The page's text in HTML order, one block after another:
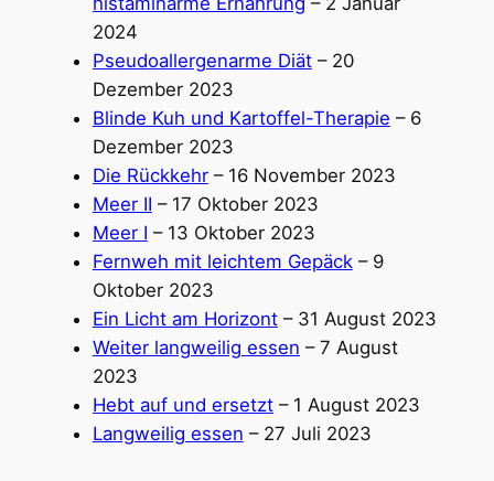
2024
Pseudoallergenarme Diät– 20
Dezember 2023
Blinde Kuh und Kartoffel-Therapie – 6
Dezember 2023
Die Rückkehr– 16 November 2023
Meer II – 17 Oktober 2023
Meer I – 13 Oktober 2023
Fernweh mit leichtem Gepäck– 9
Oktober 2023
Ein Licht am Horizont– 31 August 2023
Weiter langweilig essen – 7 August
2023
Hebt auf und ersetzt– 1 August 2023
Langweilig essen – 27 Juli 2023